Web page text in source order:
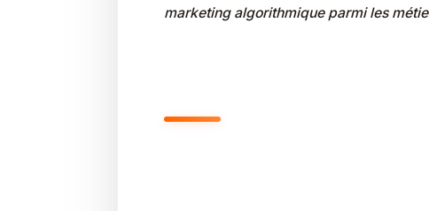
marketing algorithmique parmi les